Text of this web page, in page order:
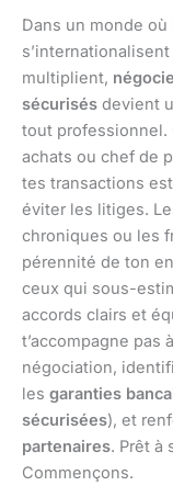
Dans un monde
multiplient,
sécurisés devient
tout professionnel.
achats ou chef de
tes transactions
éviter les litiges.
chroniques ou les
pérennité de ton
ceux qui sous-
accords clairs et
t’accompagne pas
négociation,
les garanties
sécurisées), et
partenaires. Prêt à
Commençons.